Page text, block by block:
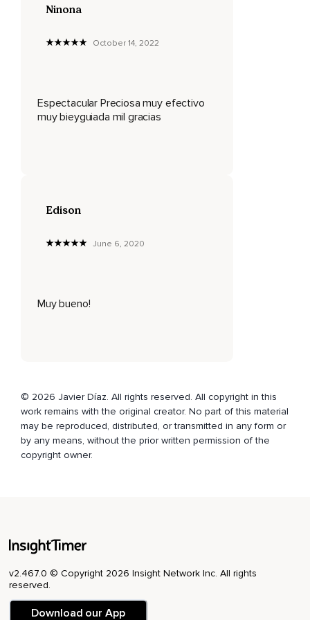
Como por ejemplo la inhalación y la exhalación.
Y para que empieces la sesión con un propósito claro,
Puedes preguntarte ¿Con qué intención me decido a tomar
para mí y para el mundo?
cuidadosamente la postura que vas a tomar para realizar
Para entrar en la meditación,
Realiza tres respiraciones profundas.
Inhala por la nariz llenando completamente los pulmones y
exhala por la boca lentamente.
Presta atención a los sonidos que pueda haber en el
ambiente.
Intenta no hacer ningún juicio sobre ellos,
Tan solo escucha.
Ninona
October 14, 2022
Espectacular Preciosa muy efectivo
muy bieyguiada mil gracias
Edison
June 6, 2020
Muy bueno!
© 2026 Javier Díaz. All rights reserved. All copyright in this
work remains with the original creator. No part of this material
may be reproduced, distributed, or transmitted in any form or
by any means, without the prior written permission of the
copyright owner.
v2.467.0 © Copyright 2026 Insight Network Inc. All rights
reserved.
Download our App